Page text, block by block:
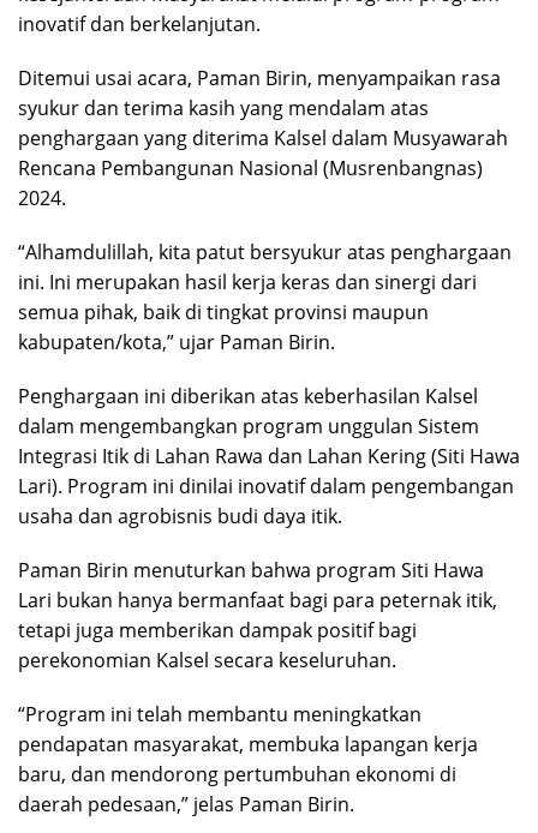
inovatif dan berkelanjutan.
Ditemui usai acara, Paman Birin, menyampaikan rasa
syukur dan terima kasih yang mendalam atas
penghargaan yang diterima Kalsel dalam Musyawarah
Rencana Pembangunan Nasional (Musrenbangnas)
2024.
“Alhamdulillah, kita patut bersyukur atas penghargaan
ini. Ini merupakan hasil kerja keras dan sinergi dari
semua pihak, baik di tingkat provinsi maupun
kabupaten/kota,” ujar Paman Birin.
Penghargaan ini diberikan atas keberhasilan Kalsel
dalam mengembangkan program unggulan Sistem
Integrasi Itik di Lahan Rawa dan Lahan Kering (Siti Hawa
Lari). Program ini dinilai inovatif dalam pengembangan
usaha dan agrobisnis budi daya itik.
Paman Birin menuturkan bahwa program Siti Hawa
Lari bukan hanya bermanfaat bagi para peternak itik,
tetapi juga memberikan dampak positif bagi
perekonomian Kalsel secara keseluruhan.
“Program ini telah membantu meningkatkan
pendapatan masyarakat, membuka lapangan kerja
baru, dan mendorong pertumbuhan ekonomi di
daerah pedesaan,” jelas Paman Birin.